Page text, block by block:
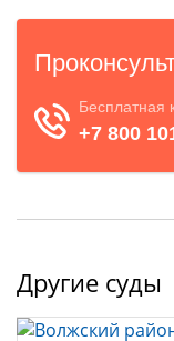
Другие суды